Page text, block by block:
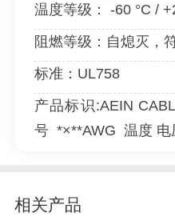
温度等级： -60 °C /
阻燃等级：自熄灭，
标准：UL758
产品标识:AEIN
号 *×**AWG 温度
相关产品